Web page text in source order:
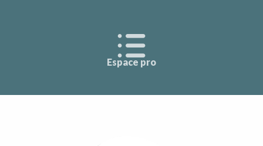
Espace pro